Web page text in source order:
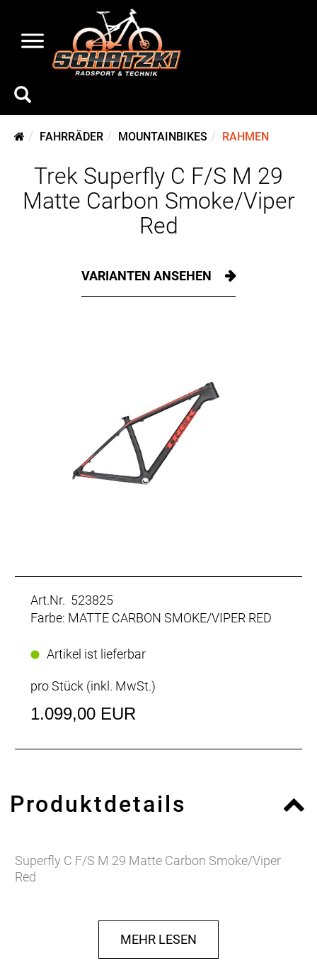
FAHRRÄDER MOUNTAINBIKES RAHMEN
Trek Superfly C F/S M 29
Matte Carbon Smoke/Viper
Red
VARIANTEN ANSEHEN
Art.Nr. 523825
Farbe: MATTE CARBON SMOKE/VIPER RED
Artikel ist lieferbar
pro Stück (inkl. MwSt.)
1.099,00 EUR
Produktdetails
Superfly C F/S M 29 Matte Carbon Smoke/Viper
Red
MEHR LESEN